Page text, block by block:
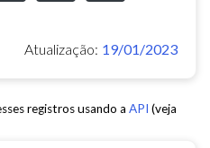
Atualização: 19/01/2023
registros usando a API (veja